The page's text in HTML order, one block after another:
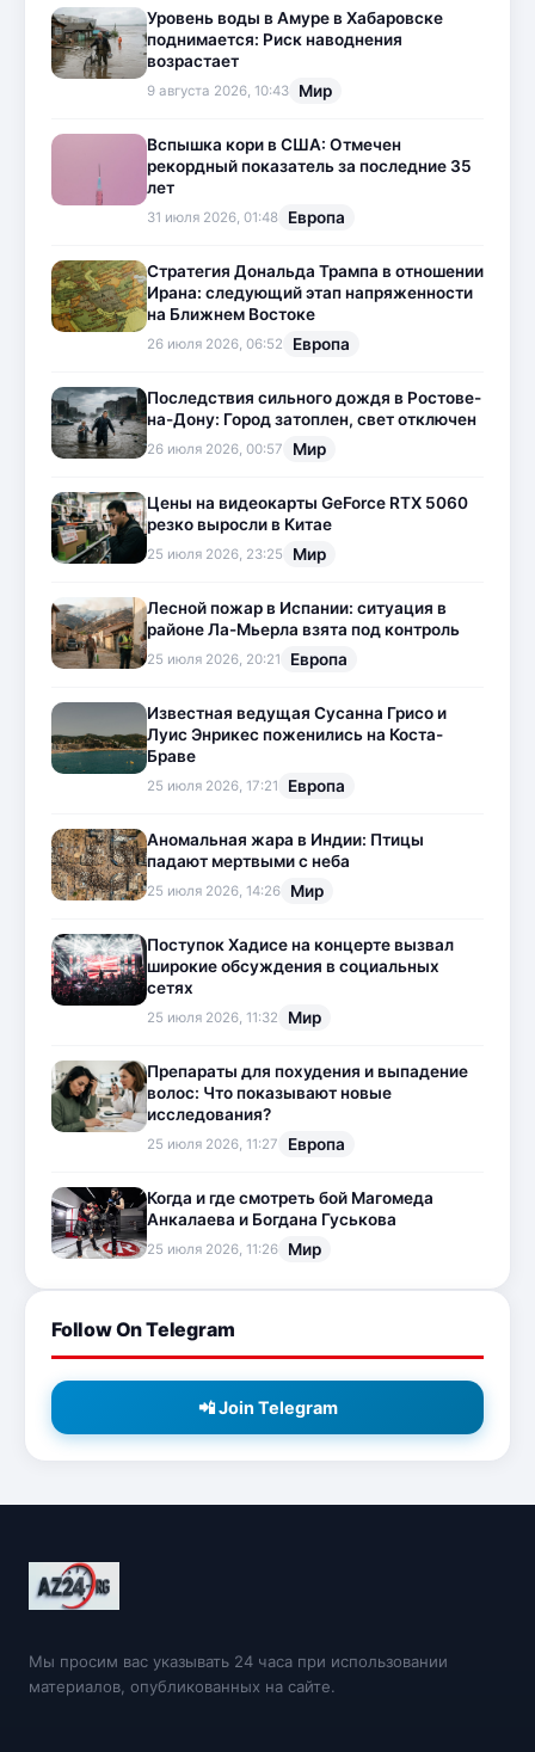
Уровень воды в Амуре в Хабаровске
поднимается: Риск наводнения
возрастает
9 августа 2026, 10:43 Мир
Вспышка кори в США: Отмечен
рекордный показатель за последние 35
лет
31 июля 2026, 01:48 Европа
Стратегия Дональда Трампа в отношении
Ирана: следующий этап напряженности
на Ближнем Востоке
26 июля 2026, 06:52 Европа
Последствия сильного дождя в Ростове-
на-Дону: Город затоплен, свет отключен
26 июля 2026, 00:57 Мир
Цены на видеокарты GeForce RTX 5060
резко выросли в Китае
25 июля 2026, 23:25 Мир
Лесной пожар в Испании: ситуация в
районе Ла-Мьерла взята под контроль
25 июля 2026, 20:21 Европа
Известная ведущая Сусанна Грисо и
Луис Энрикес поженились на Коста-
Браве
25 июля 2026, 17:21 Европа
Аномальная жара в Индии: Птицы
падают мертвыми с неба
25 июля 2026, 14:26 Мир
Поступок Хадисе на концерте вызвал
широкие обсуждения в социальных
сетях
25 июля 2026, 11:32 Мир
Препараты для похудения и выпадение
волос: Что показывают новые
исследования?
25 июля 2026, 11:27 Европа
Когда и где смотреть бой Магомеда
Анкалаева и Богдана Гуськова
25 июля 2026, 11:26 Мир
Follow On Telegram
📲 Join Telegram
Мы просим вас указывать 24 часа при использовании
материалов, опубликованных на сайте.